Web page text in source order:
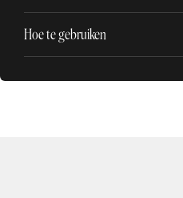
Hoe te gebruiken